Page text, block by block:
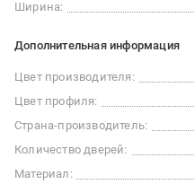
Ширина:
Дополнительная информация
Цвет производителя:
Цвет профиля:
Страна-производитель:
Количество дверей:
Материал: